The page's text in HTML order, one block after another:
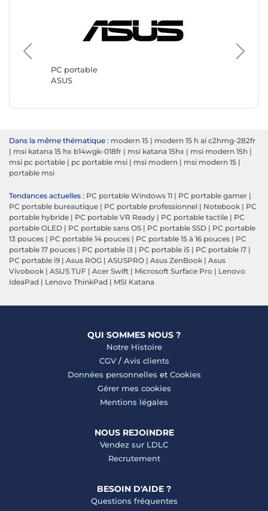
PC portable
ASUS
PC
Lenovo
Dans la même thématique : modern 15 | modern 15 h ai c2hmg-282fr
| msi katana 15 hx b14wgk-018fr | msi katana 15hx | msi modern 15h |
msi pc portable | pc portable msi | msi modern | msi modern 15 |
portable msi
Tendances actuelles : PC portable Windows 11 | PC portable gamer |
PC portable bureautique | PC portable professionnel | Notebook | PC
portable hybride | PC portable VR Ready | PC portable tactile | PC
portable OLED | PC portable sans OS | PC portable SSD | PC portable
13 pouces | PC portable 14 pouces | PC portable 15 à 16 pouces | PC
portable 17 pouces | PC portable i3 | PC portable i5 | PC portable i7 |
PC portable i9 | Asus ROG | ASUSPRO | Asus ZenBook | Asus
Vivobook | ASUS TUF | Acer Swift | Microsoft Surface Pro | Lenovo
IdeaPad | Lenovo ThinkPad | MSI Katana
QUI SOMMES NOUS ?
Notre Histoire
CGV/ Avis clients
Données personnelles et Cookies
Gérer mes cookies
Mentions légales
NOUS REJOINDRE
Vendez sur LDLC
Recrutement
BESOIN D'AIDE ?
Questions fréquentes